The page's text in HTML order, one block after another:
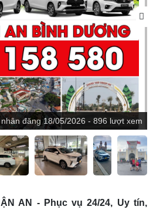
đăng18/05/2026 - 896 lượt xem
AN - Phục vụ 24/24, Uy tín,